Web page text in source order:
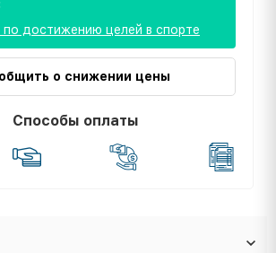
по достижению целей в спорте
о снижении цены
Способы оплаты